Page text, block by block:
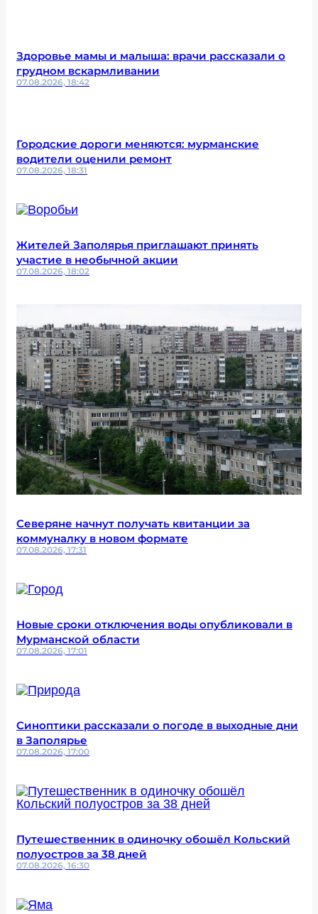
Здоровье мамы и малыша: врачи рассказали о
грудном вскармливании
07.08.2026, 18:42
Городские дороги меняются: мурманские
водители оценили ремонт
07.08.2026, 18:31
Жителей Заполярья приглашают принять
участие в необычной акции
07.08.2026, 18:02
Северяне начнут получать квитанции за
коммуналку в новом формате
07.08.2026, 17:31
Новые сроки отключения воды опубликовали в
Мурманской области
07.08.2026, 17:01
Синоптики рассказали о погоде в выходные дни
в Заполярье
07.08.2026, 17:00
Путешественник в одиночку обошёл Кольский
полуостров за 38 дней
07.08.2026, 16:30